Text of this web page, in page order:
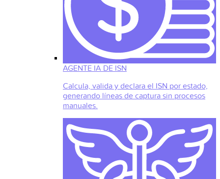
AGENTE IA DE ISN
Calcula, valida y declara el ISN por estado,
generando líneas de captura sin procesos
manuales.